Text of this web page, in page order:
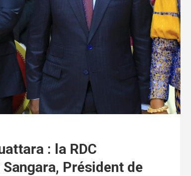
: la RDC
Président de